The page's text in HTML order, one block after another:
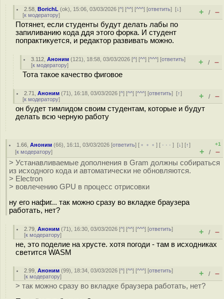
2.58 ,BorichL (ok), 15:06, 03/03/2026 [^] [^^] [^^^] [ответить][↓]
[к модератору] + / –
Потянет, если студенты будут делать лабы по
запиливанию кода ддя этого форка. И студент
попрактикуется, и редактор развивать можно.
3.112 ,Аноним (121), 18:58, 03/03/2026 [^] [^^] [^^^] [ответить]
[к модератору] + / –
Тота такое качество фиговое
2.71 ,Аноним (71), 16:18, 03/03/2026 [^] [^^] [^^^] [ответить][↑]
[к модератору] + / –
он будет тимлидом своим студентам, которые и будут
делать всю черную работу
1.66 ,Аноним (66), 16:11, 03/03/2026 [ответить] [ ﹢﹢﹢] [ · · ·][↓] [↑]
[к модератору]
+1
+ / –
> Устанавливаемые дополнения в Gram должны собираться
из исходного кода и автоматически не обновляются.
> Electron
> вовлечению GPU в процесс отрисовки
ну его нафиг... так можно сразу во вкладке браузера
работать, нет?
2.79 ,Аноним (71), 16:30, 03/03/2026 [^] [^^] [^^^] [ответить]
[к модератору] + / –
не, это поделие на хрусте. хотя погоди - там в исходниках
светится WASM
2.99 ,Аноним (99), 18:34, 03/03/2026 [^] [^^] [^^^] [ответить]
[к модератору] + / –
> так можно сразу во вкладке браузера работать, нет?